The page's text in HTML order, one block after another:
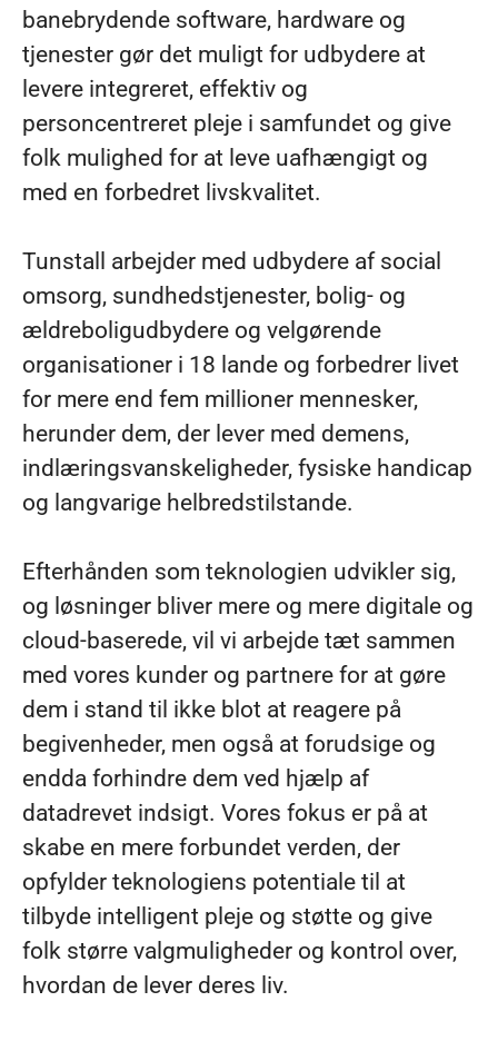
banebrydende software, hardware og
tjenester gør det muligt for udbydere at
levere integreret, effektiv og
personcentreret pleje i samfundet og give
folk mulighed for at leve uafhængigt og
med en forbedret livskvalitet.
Tunstall arbejder med udbydere af social
omsorg, sundhedstjenester, bolig- og
ældreboligudbydere og velgørende
organisationer i 18 lande og forbedrer livet
for mere end fem millioner mennesker,
herunder dem, der lever med demens,
indlæringsvanskeligheder, fysiske handicap
og langvarige helbredstilstande.
Efterhånden som teknologien udvikler sig,
og løsninger bliver mere og mere digitale og
cloud-baserede, vil vi arbejde tæt sammen
med vores kunder og partnere for at gøre
dem i stand til ikke blot at reagere på
begivenheder, men også at forudsige og
endda forhindre dem ved hjælp af
datadrevet indsigt. Vores fokus er på at
skabe en mere forbundet verden, der
opfylder teknologiens potentiale til at
tilbyde intelligent pleje og støtte og give
folk større valgmuligheder og kontrol over,
hvordan de lever deres liv.